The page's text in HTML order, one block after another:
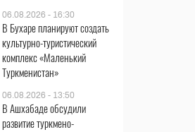
06.08.2026 - 16:30
В Бухаре планируют создать
культурно-туристический
комплекс «Маленький
Туркменистан»
06.08.2026 - 13:50
В Ашхабаде обсудили
развитие туркмено-